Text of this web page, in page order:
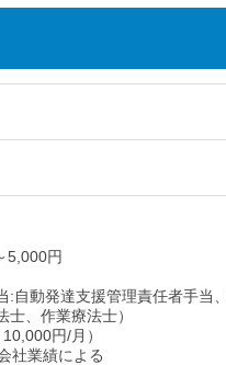
5,000円
:自動発達支援管理責任者手当
士、作業療法士）
円/月）
社業績による